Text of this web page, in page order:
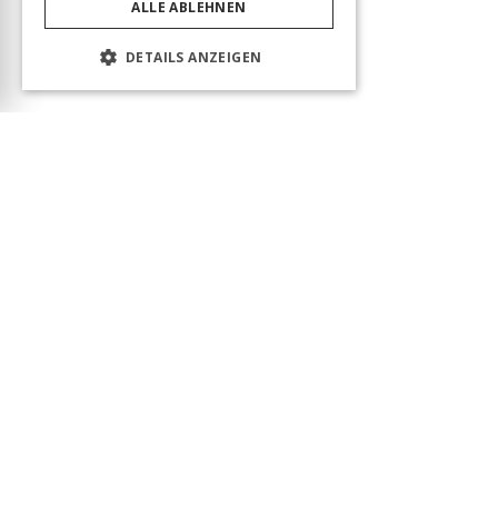
ALLE ABLEHNEN
DETAILS ANZEIGEN